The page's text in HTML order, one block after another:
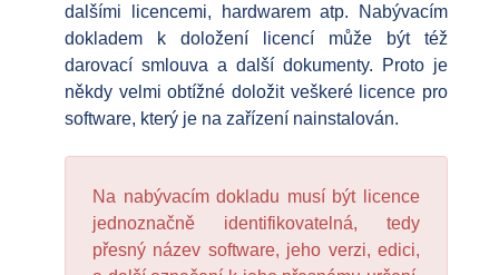
dalšími licencemi, hardwarem atp. Nabývacím
dokladem k doložení licencí může být též
darovací smlouva a další dokumenty. Proto je
někdy velmi obtížné doložit veškeré licence pro
software, který je na zařízení nainstalován.
Na nabývacím dokladu musí být licence
jednoznačně identifikovatelná, tedy
přesný název software, jeho verzi, edici,